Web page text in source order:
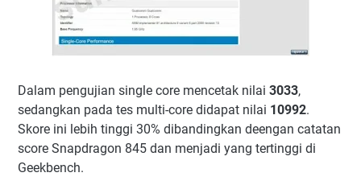
Dalam pengujian single core mencetak nilai 3033,
sedangkan pada tes multi-core didapat nilai 10992.
Skore ini lebih tinggi 30% dibandingkan deengan catatan
score Snapdragon 845 dan menjadi yang tertinggi di
Geekbench.